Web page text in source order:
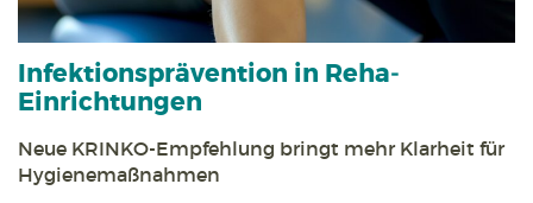
Infektions­prävention in Reha­
Einrichtungen
Neue KRINKO-Empfehlung bringt mehr Klarheit für
Hygiene­maßnahmen